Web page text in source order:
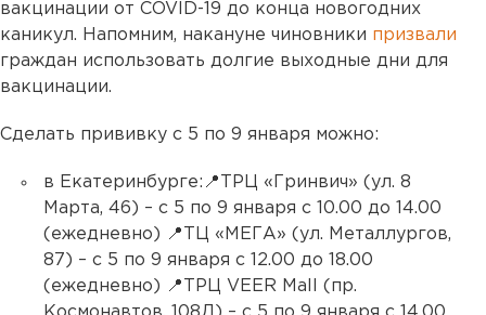
вакцинации от COVID-19 до конца новогодних
каникул. Напомним, накануне чиновники призвали
граждан использовать долгие выходные дни для
вакцинации. ⠀
Сделать прививку с 5 по 9 января можно:
в Екатеринбурге:📍ТРЦ «Гринвич» (ул. 8
Марта, 46) – с 5 по 9 января с 10.00 до 14.00
(ежедневно) 📍ТЦ «МЕГА» (ул. Металлургов,
87) – с 5 по 9 января с 12.00 до 18.00
(ежедневно) 📍ТРЦ VEER Mall (пр.